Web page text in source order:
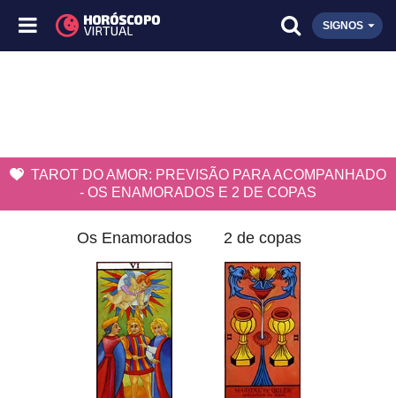
SIGNOS
TAROT DO AMOR: PREVISÃO PARA ACOMPANHADO
- OS ENAMORADOS E 2 DE COPAS
Os Enamorados 2 de copas